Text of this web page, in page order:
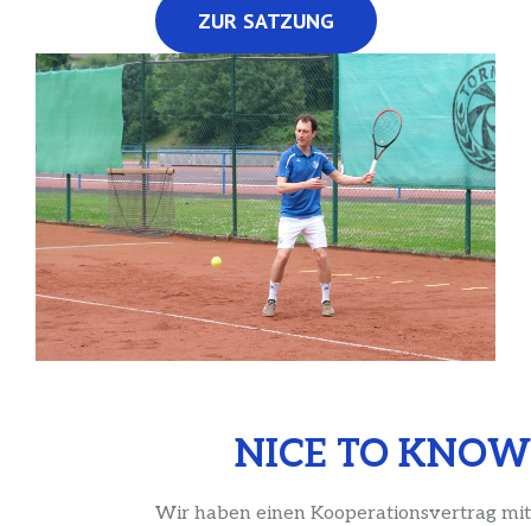
ZUR SATZUNG
NICE TO KNOW
Wir haben einen Kooperationsvertrag mit